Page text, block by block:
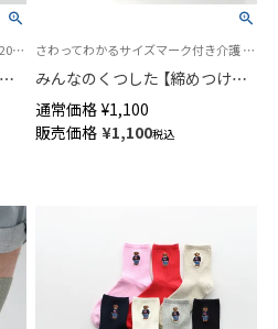
ポロ ラルフ ローレン 婦人 靴下 旧03207953 さわってわかるサイズマーク付き介護 履きやすい ユニバーサルデザイン メンズ
みんなのくつした 【締めつけな
い靴下】 クルー丈ふんわりガー
ゼ【24-26cm】【26-28cm】足口
ふんわり オーガニックコットン
通常価格 ¥1,100
販売価格 ¥1,100税込